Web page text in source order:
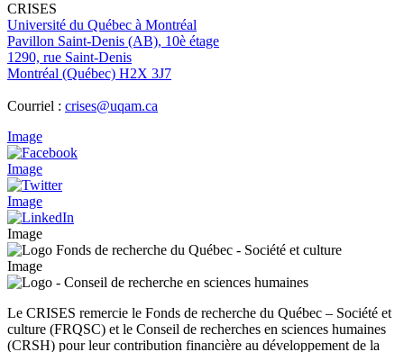
CRISES
Université du Québec à Montréal
Pavillon Saint-Denis (AB), 10è étage
1290, rue Saint-Denis
Montréal (Québec) H2X 3J7
Courriel : crises@uqam.ca
Image
Image
Image
Image
Image
Le CRISES remercie le Fonds de recherche du Québec – Société et
culture (FRQSC) et le Conseil de recherches en sciences humaines
(CRSH) pour leur contribution financière au développement de la